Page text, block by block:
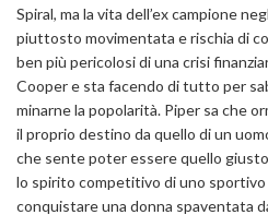
Spiral, ma la vita dell’ex campione
piuttosto movimentata e rischia di
ben più pericolosi di una crisi
Cooper e sta facendo di tutto per
minarne la popolarità. Piper sa che
il proprio destino da quello di un
che sente poter essere quello
lo spirito competitivo di uno sportivo
conquistare una donna spaventata